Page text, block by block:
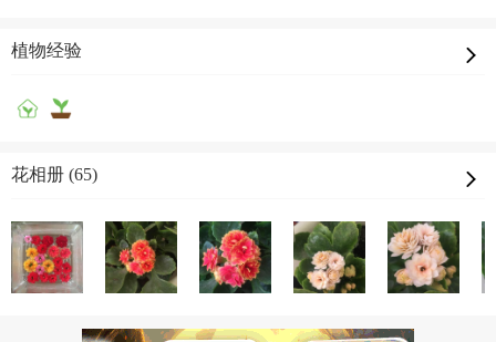
植物经验
花相册 (65)